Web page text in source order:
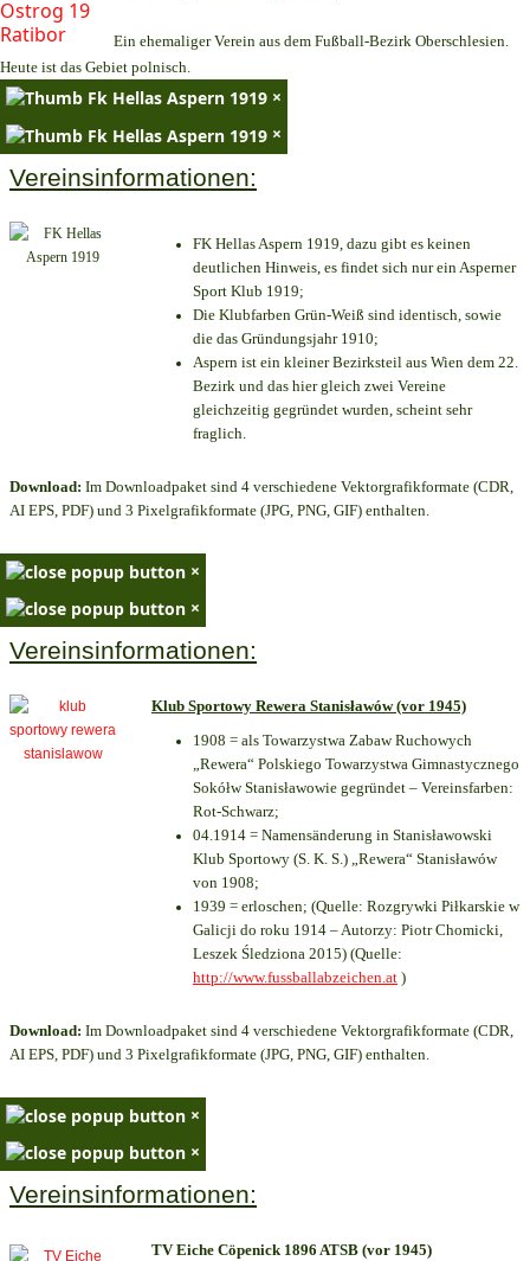
Ein ehemaliger Verein aus dem Fußball-Bezirk Oberschlesien.
Heute ist das Gebiet polnisch.
×
×
Vereinsinformationen:
FK Hellas Aspern 1919, dazu gibt es keinen
deutlichen Hinweis, es findet sich nur ein Asperner
Sport Klub 1919;
Die Klubfarben Grün-Weiß sind identisch, sowie
die das Gründungsjahr 1910;
Aspern ist ein kleiner Bezirksteil aus Wien dem 22.
Bezirk und das hier gleich zwei Vereine
gleichzeitig gegründet wurden, scheint sehr
fraglich.
Download: Im Downloadpaket sind 4 verschiedene Vektorgrafikformate (CDR,
AI EPS, PDF) und 3 Pixelgrafikformate (JPG, PNG, GIF) enthalten.
×
×
Vereinsinformationen:
Klub Sportowy Rewera Stanisławów (vor 1945)
1908 = als Towarzystwa Zabaw Ruchowych
„Rewera“ Polskiego Towarzystwa Gimnastycznego
Sokółw Stanisławowie gegründet – Vereinsfarben:
Rot-Schwarz;
04.1914 = Namensänderung in Stanisławowski
Klub Sportowy (S. K. S.) „Rewera“ Stanisławów
von 1908;
1939 = erloschen; (Quelle: Rozgrywki Piłkarskie w
Galicji do roku 1914 – Autorzy: Piotr Chomicki,
Leszek Śledziona 2015) (Quelle:
http://www.fussballabzeichen.at )
Download: Im Downloadpaket sind 4 verschiedene Vektorgrafikformate (CDR,
AI EPS, PDF) und 3 Pixelgrafikformate (JPG, PNG, GIF) enthalten.
×
×
Vereinsinformationen:
TV Eiche Cöpenick 1896 ATSB (vor 1945)